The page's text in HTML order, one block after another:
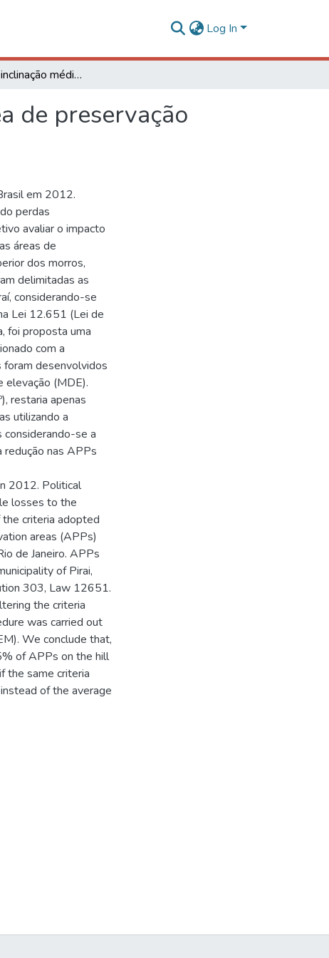
Log In
Impacto da inclinação média na delimitação de área de preservação permanente
de preservação
em 2012.
perdas
avaliar o impacto
áreas de
dos morros,
delimitadas as
considerando-se
Lei 12.651 (Lei de
foi proposta uma
com a
desenvolvidos
elevação (MDE).
restaria apenas
utilizando a
se a
redução nas APPs
2012. Political
losses to the
criteria adopted
areas (APPs)
de Janeiro. APPs
of Pirai,
303, Law 12651.
the criteria
was carried out
We conclude that,
of APPs on the hill
the same criteria
of the average